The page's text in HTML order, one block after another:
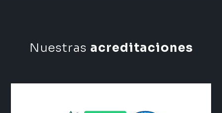
Nuestras acreditaciones